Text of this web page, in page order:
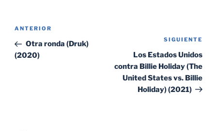
Navegación
entradas
Entrada
anterior:
ANTERIOR
Otra ronda (Druk)
(2020)
SIGUIENTE
Los Estados Unidos
contra Billie Holiday (The
United States vs. Billie
Holiday) (2021)